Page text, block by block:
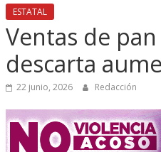
ESTATAL
Ventas de
descarta
22 junio, 2026 Redacción